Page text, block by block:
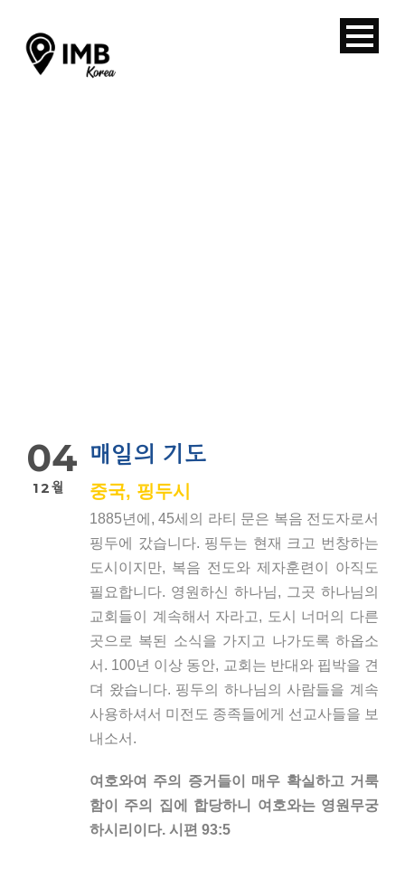
04
12월
매일의 기도
중국, 핑두시
1885년에, 45세의 라티 문은 복음 전도자로서
핑두에 갔습니다. 핑두는 현재 크고 번창하는
도시이지만, 복음 전도와 제자훈련이 아직도
필요합니다. 영원하신 하나님, 그곳 하나님의
교회들이 계속해서 자라고, 도시 너머의 다른
곳으로 복된 소식을 가지고 나가도록 하옵소
서. 100년 이상 동안, 교회는 반대와 핍박을 견
뎌 왔습니다. 핑두의 하나님의 사람들을 계속
사용하셔서 미전도 종족들에게 선교사들을 보
내소서.
여호와여 주의 증거들이 매우 확실하고 거룩
함이 주의 집에 합당하니 여호와는 영원무궁
하시리이다. 시편 93:5